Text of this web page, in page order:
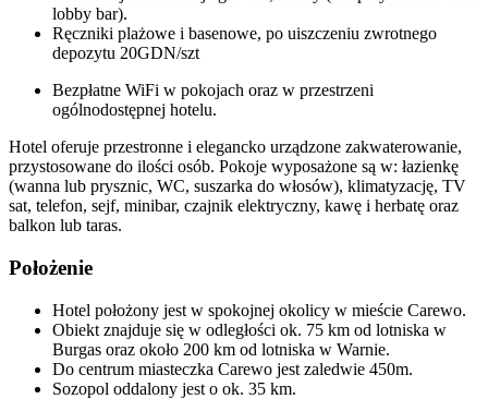
lobby bar).
Ręczniki plażowe i basenowe, po uiszczeniu zwrotnego
depozytu 20GDN/szt
Bezpłatne WiFi w pokojach oraz w przestrzeni
ogólnodostępnej hotelu.
Hotel oferuje przestronne i elegancko urządzone zakwaterowanie,
przystosowane do ilości osób. Pokoje wyposażone są w: łazienkę
(wanna lub prysznic, WC, suszarka do włosów), klimatyzację, TV
sat, telefon, sejf, minibar, czajnik elektryczny, kawę i herbatę oraz
balkon lub taras.
Położenie
Hotel położony jest w spokojnej okolicy w mieście Carewo.
Obiekt znajduje się w odległości ok. 75 km od lotniska w
Burgas oraz około 200 km od lotniska w Warnie.
Do centrum miasteczka Carewo jest zaledwie 450m.
Sozopol oddalony jest o ok. 35 km.